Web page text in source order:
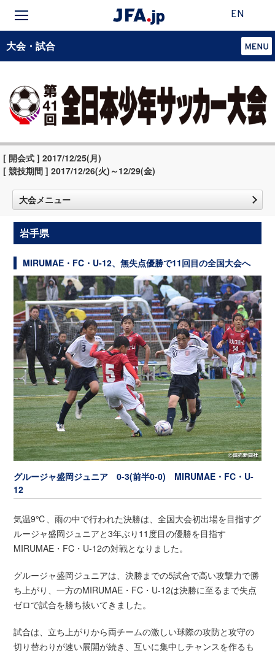
EN
大会・試合
[ 開会式 ] 2017/12/25(月)
[ 競技期間 ] 2017/12/26(火)～12/29(金)
大会メニュー
岩手県
MIRUMAE・FC・U-12、無失点優勝で11回目の全国大会へ
グルージャ盛岡ジュニア 0-3(前半0-0) MIRUMAE・FC・U-
12
気温9℃、雨の中で行われた決勝は、全国大会初出場を目指すグ
ルージャ盛岡ジュニアと3年ぶり11度目の優勝を目指す
MIRUMAE・FC・U-12の対戦となりました。
グルージャ盛岡ジュニアは、決勝までの5試合で高い攻撃力で勝
ち上がり、一方のMIRUMAE・FC・U-12は決勝に至るまで失点
ゼロで試合を勝ち抜いてきました。
試合は、立ち上がりから両チームの激しい球際の攻防と攻守の
切り替わりが速い展開が続き、互いに集中しチャンスを作るも